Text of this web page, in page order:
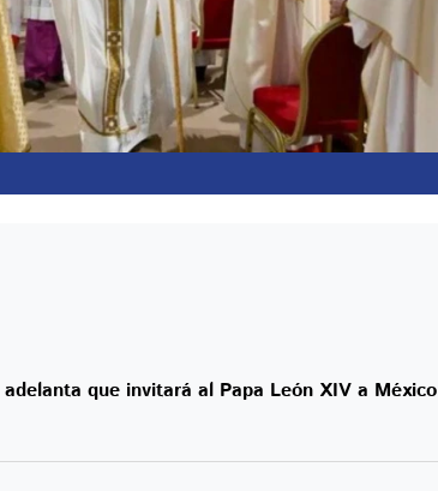
que invitará al Papa León XIV a México